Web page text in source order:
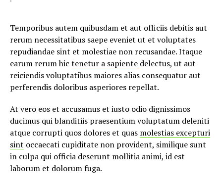
Temporibus autem quibusdam et aut officiis debitis aut
rerum necessitatibus saepe eveniet ut et voluptates
repudiandae sint et molestiae non recusandae. Itaque
earum rerum hic tenetur a sapiente delectus, ut aut
reiciendis voluptatibus maiores alias consequatur aut
perferendis doloribus asperiores repellat.
At vero eos et accusamus et iusto odio dignissimos
ducimus qui blanditiis praesentium voluptatum deleniti
atque corrupti quos dolores et quas molestias excepturi
sint occaecati cupiditate non provident, similique sunt
in culpa qui officia deserunt mollitia animi, id est
laborum et dolorum fuga.